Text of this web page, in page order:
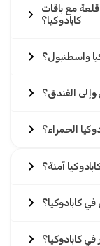
مع باقات
كابادوكيا؟
واسطنبول؟
الفندق؟
الحمراء؟
آمنة؟
كابادوكيا؟
كابادوكيا؟